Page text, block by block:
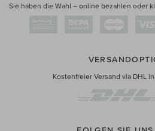
Sie haben die Wahl – online bezahlen oder
Kostenfreier Versand via DHL